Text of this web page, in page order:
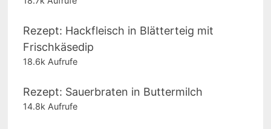
Rezept: Hackfleisch in Blätterteig mit
Frischkäsedip
18.6k Aufrufe
Rezept: Sauerbraten in Buttermilch
14.8k Aufrufe